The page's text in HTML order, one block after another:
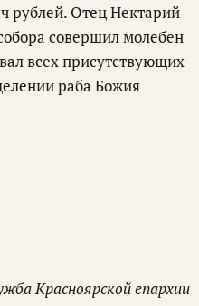
рублей. Отец Нектарий
совершил молебен
всех присутствующих
раба Божия
Красноярской епархии